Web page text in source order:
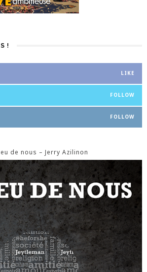
!
LIKE
FOLLOW
FOLLOW
de nous – Jerry Azilinon